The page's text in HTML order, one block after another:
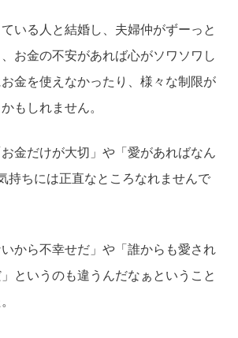
いる人と結婚し、夫婦仲がずーっと
お金の不安があれば心がソワソワし
金を使えなかったり、様々な制限が
もしれません。
金だけが大切」や「愛があればなん
持ちには正直なところなれませんで
から不幸せだ」や「誰からも愛され
というのも違うんだなぁということ